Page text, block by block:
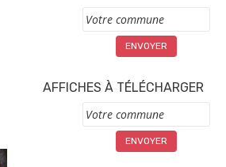
Commune
AFFICHES À TÉLÉCHARGER
Commune